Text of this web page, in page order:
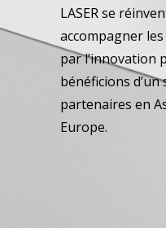
LASER se
accompagner
par l’innovation
bénéficions d’un
partenaires en
Europe.